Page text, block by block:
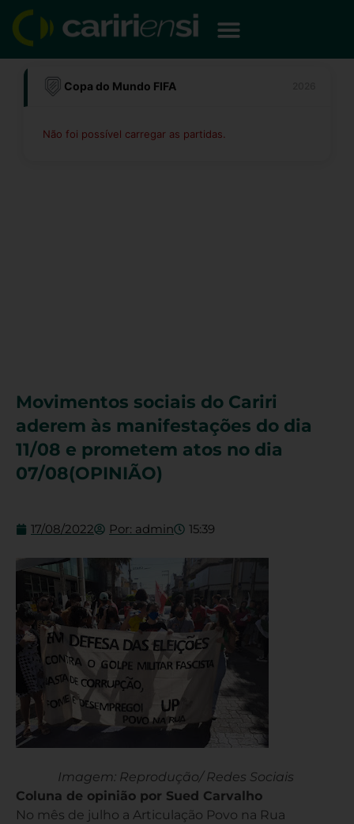
para
conteúdo
Copa do Mundo FIFA
Não foi possível carregar as partidas.
Movimentos sociais do Cariri
aderem às manifestações do dia
11/08 e prometem atos no dia
07/08(OPINIÃO)
17/08/2022 Por: admin 15:39
Imagem: Reprodução/ Redes Sociais
Coluna de opinião por Sued Carvalho
No mês de julho a Articulação Povo na Rua